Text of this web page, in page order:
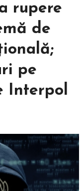
rupere
de
pe
Interpol